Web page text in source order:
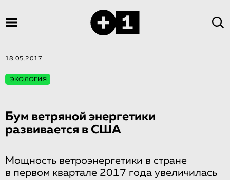
18.05.2017
ЭКОЛОГИЯ
Бум ветряной энергетики
развивается в США
Мощность ветроэнергетики в стране
в первом квартале 2017 года увеличилась